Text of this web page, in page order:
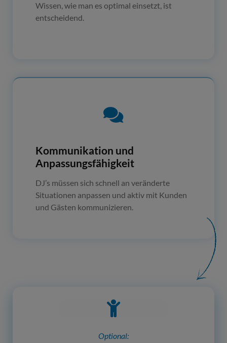
Wissen, wie man es optimal einsetzt, ist
entscheidend.
Kommunikation und
Anpassungsfähigkeit
DJ’s müssen sich schnell an veränderte
Situationen anpassen und aktiv mit Kunden
und Gästen kommunizieren.
Optional: